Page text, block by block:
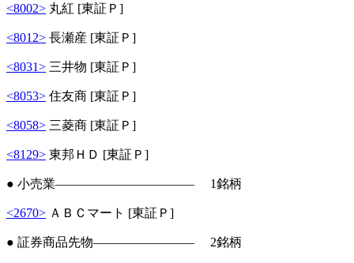
<8002> 丸紅 [東証Ｐ]
<8012> 長瀬産 [東証Ｐ]
<8031> 三井物 [東証Ｐ]
<8053> 住友商 [東証Ｐ]
<8058> 三菱商 [東証Ｐ]
<8129> 東邦ＨＤ [東証Ｐ]
● 小売業――――――――――― 1銘柄
<2670> ＡＢＣマート [東証Ｐ]
● 証券商品先物―――――――― 2銘柄